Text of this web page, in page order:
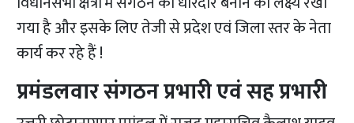
गया है और इसके लिए तेजी से प्रदेश एवं जिला स्तर के नेता
कार्य कर रहे हैं !
प्रमंडलवार संगठन प्रभारी एवं सह प्रभारी